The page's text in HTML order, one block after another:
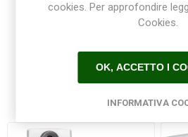
10 bar
(5)
Prodotti
cookies. Per approfondire
Cookies.
OK, ACCETTO I
INFORMATIVA